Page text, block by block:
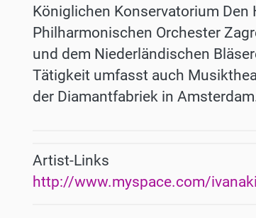
Königlichen Konservatorium Den
Philharmonischen Orchester
und dem Niederländischen
Tätigkeit umfasst auch
der Diamantfabriek in
Artist-Links
http://www.myspace.com/